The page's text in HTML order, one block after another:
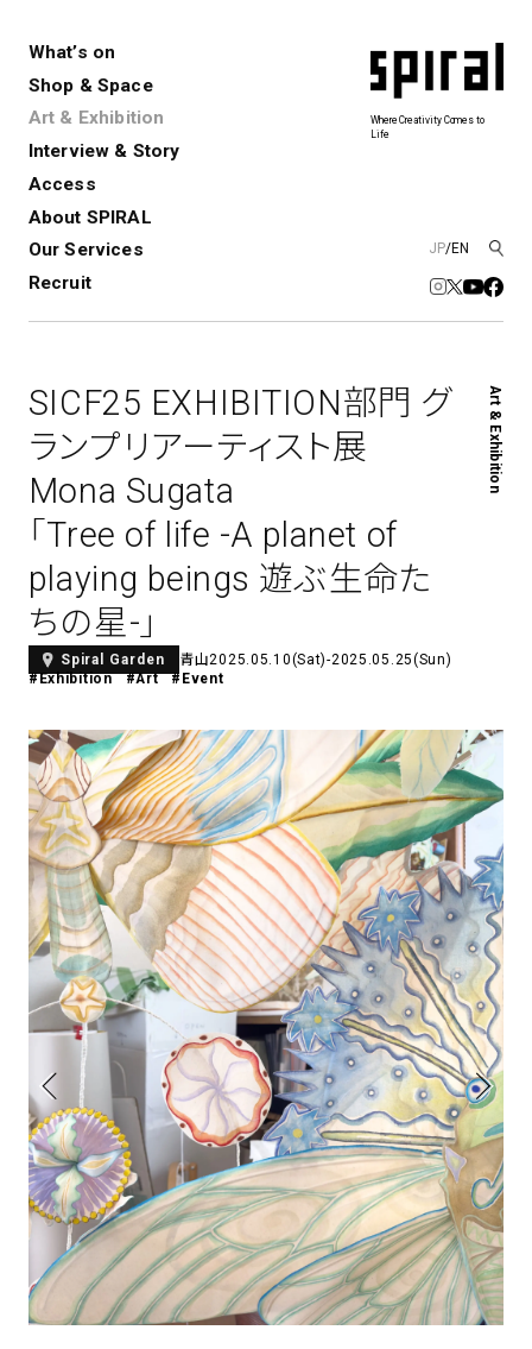
What’s on
Shop & Space
Art & Exhibition
Interview & Story
Access
About SPIRAL
Our Services
Recruit
JP/EN
Where Creativity Comes to
Life
Spiral
Spiral Market 6
青山
アトレ吉祥寺
KITTE丸の内
⼆⼦⽟川 Dogwood Plaza
横浜赤レンガ倉庫
Spiral Hall
Nail Salon
Spiral Nail Salon 青山
Spiral Nail Salon NEWoMan
⾼輪
naila 横浜ランドマーク
naila 大宮そごう
Café
Spiral Café 青山
Spiral Garden 福岡ワンビル
CAFE AALTO 新丸ビル
Spiral Rendezvous
Store1
Spiral Rendezvous Store
グランスタ東京店
Others3
spiral art gallery 名古屋
松坂屋
MoN Park Cafe by Spiral
MoN Shop by Spiral
MoN Kitchen by Spiral
Exhibition
展覧会やイベント
演劇やダンス、ライブ公演、イベント
Art Projects
アートプロジェクト・イベント
若手作家の発掘・育成・支援を目的
Spiral Schole
スパイラルが推進するエデュケーシ
ョンプログラム
リント作品
SPIRALのご紹介
Spiral Annual Report
採用情報 お問い合わせ
レンタルスペース
コンサルティング 商品開発
新卒採用
アルバイト・その他
SICF25 EXHIBITION部門 グ
ランプリアーティスト展
Mona Sugata
「Tree of life -A planet of
playing beings 遊ぶ生命た
ちの星-」
Spiral Garden 青山2025.05.10(Sat)-2025.05.25(Sun)
#Exhibition
#Art #Event
Art & Exhibition